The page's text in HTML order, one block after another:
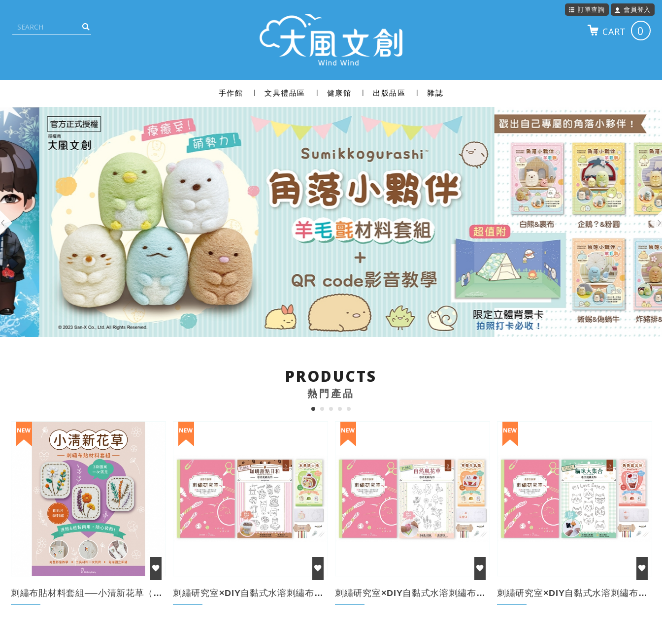
訂單查詢 會員登入
CART 0
手作館 文具禮品區 健康館 出版品區 雜誌
Previous
PRODUCTS
熱門產品
刺繡布貼材料套組──小清新花草（含完整教學影片＋原... 刺繡研究室×DIY自黏式水溶刺繡布貼「咖啡甜點日和... 刺繡研究室×DIY自黏式水溶刺繡布貼「自然風花草」... 刺繡研究室×DIY自黏式水溶刺繡布貼「貓咪大集合」...